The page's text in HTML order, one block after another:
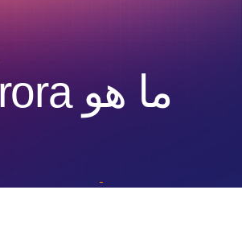
ما هو Amazon Aurora؟